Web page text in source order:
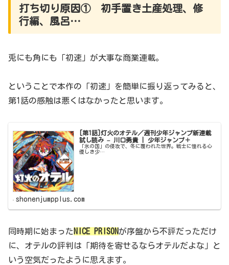
打ち切り原因① 初手置き土産処理、修
行編、風呂…
兎にも角にも「初速」が大事な商業連載。
ということで本作の「初速」を簡単に振り返ってみると、
第1話の感触は悪くはなかったと思います。
[第1話]灯火のオテル／週刊少年ジャンプ新連載
試し読み – 川口勇貴 | 少年ジャンプ＋
「氷の国」の侵攻で、冬に覆われた世界。戦士に憧れる心
優しき少…
shonenjumpplus.com
同時期に始まった NICE PRISONが序盤から不評だっただけ
に、オテルの評判は「期待を寄せるならオテルだよな」と
いう空気だったように思えます。